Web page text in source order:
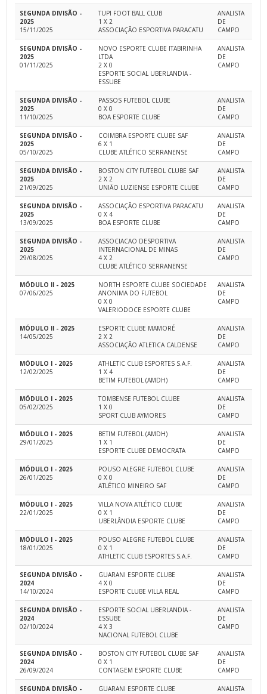
SEGUNDA DIVISÃO -
2025
15/11/2025
TUPI FOOT BALL CLUB
1 X 2
ASSOCIAÇÃO ESPORTIVA PARACATU
ANALISTA
DE
CAMPO
SEGUNDA DIVISÃO -
2025
01/11/2025
NOVO ESPORTE CLUBE ITABIRINHA
LTDA
2 X 0
ESPORTE SOCIAL UBERLANDIA -
ESSUBE
ANALISTA
DE
CAMPO
SEGUNDA DIVISÃO -
2025
11/10/2025
PASSOS FUTEBOL CLUBE
0 X 0
BOA ESPORTE CLUBE
ANALISTA
DE
CAMPO
SEGUNDA DIVISÃO -
2025
05/10/2025
COIMBRA ESPORTE CLUBE SAF
6 X 1
CLUBE ATLÉTICO SERRANENSE
ANALISTA
DE
CAMPO
SEGUNDA DIVISÃO -
2025
21/09/2025
BOSTON CITY FUTEBOL CLUBE SAF
2 X 2
UNIÃO LUZIENSE ESPORTE CLUBE
ANALISTA
DE
CAMPO
SEGUNDA DIVISÃO -
2025
13/09/2025
ASSOCIAÇÃO ESPORTIVA PARACATU
0 X 4
BOA ESPORTE CLUBE
ANALISTA
DE
CAMPO
SEGUNDA DIVISÃO -
2025
29/08/2025
ASSOCIACAO DESPORTIVA
INTERNACIONAL DE MINAS
4 X 2
CLUBE ATLÉTICO SERRANENSE
ANALISTA
DE
CAMPO
MÓDULO II - 2025
07/06/2025
NORTH ESPORTE CLUBE SOCIEDADE
ANONIMA DO FUTEBOL
0 X 0
VALERIODOCE ESPORTE CLUBE
ANALISTA
DE
CAMPO
MÓDULO II - 2025
14/05/2025
ESPORTE CLUBE MAMORÉ
2 X 2
ASSOCIAÇÃO ATLETICA CALDENSE
ANALISTA
DE
CAMPO
MÓDULO I - 2025
12/02/2025
ATHLETIC CLUB ESPORTES S.A.F.
1 X 4
BETIM FUTEBOL (AMDH)
ANALISTA
DE
CAMPO
MÓDULO I - 2025
05/02/2025
TOMBENSE FUTEBOL CLUBE
1 X 0
SPORT CLUB AYMORES
ANALISTA
DE
CAMPO
MÓDULO I - 2025
29/01/2025
BETIM FUTEBOL (AMDH)
1 X 1
ESPORTE CLUBE DEMOCRATA
ANALISTA
DE
CAMPO
MÓDULO I - 2025
26/01/2025
POUSO ALEGRE FUTEBOL CLUBE
0 X 0
ATLÉTICO MINEIRO SAF
ANALISTA
DE
CAMPO
MÓDULO I - 2025
22/01/2025
VILLA NOVA ATLÉTICO CLUBE
0 X 1
UBERLÂNDIA ESPORTE CLUBE
ANALISTA
DE
CAMPO
MÓDULO I - 2025
18/01/2025
POUSO ALEGRE FUTEBOL CLUBE
0 X 1
ATHLETIC CLUB ESPORTES S.A.F.
ANALISTA
DE
CAMPO
SEGUNDA DIVISÃO -
2024
14/10/2024
GUARANI ESPORTE CLUBE
4 X 0
ESPORTE CLUBE VILLA REAL
ANALISTA
DE
CAMPO
SEGUNDA DIVISÃO -
2024
02/10/2024
ESPORTE SOCIAL UBERLANDIA -
ESSUBE
4 X 3
NACIONAL FUTEBOL CLUBE
ANALISTA
DE
CAMPO
SEGUNDA DIVISÃO -
2024
26/09/2024
BOSTON CITY FUTEBOL CLUBE SAF
0 X 1
CONTAGEM ESPORTE CLUBE
ANALISTA
DE
CAMPO
SEGUNDA DIVISÃO -
GUARANI ESPORTE CLUBE
ANALISTA